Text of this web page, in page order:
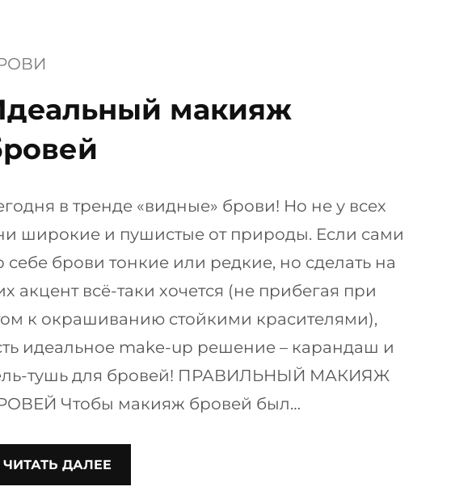
макияж
в тренде «видные» брови! Но не у всех
широкие и пушистые от природы. Если сами
себе брови тонкие или редкие, но сделать на
акцент всё-таки хочется (не прибегая при
к окрашиванию стойкими красителями),
идеальное make-up решение – карандаш и
тушь для бровей! ПРАВИЛЬНЫЙ МАКИЯЖ
Чтобы макияж бровей был…
ЧИТАТЬ ДАЛЕЕ